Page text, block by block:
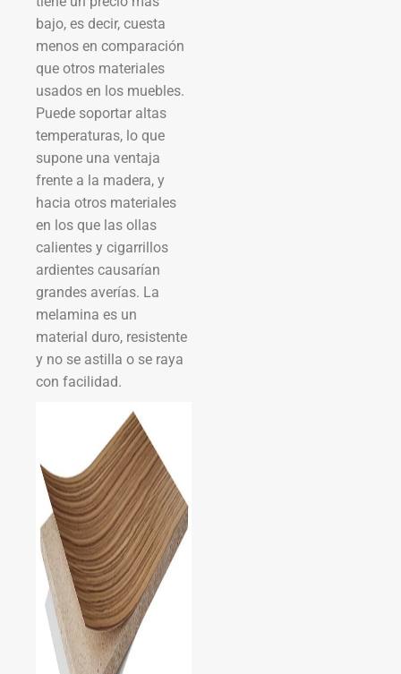
bajo, es decir, cuesta
menos en comparación
que otros materiales
usados en los muebles.
Puede soportar altas
temperaturas, lo que
supone una ventaja
frente a la madera, y
hacia otros materiales
en los que las ollas
calientes y cigarrillos
ardientes causarían
grandes averías. La
melamina es un
material duro, resistente
y no se astilla o se raya
con facilidad.